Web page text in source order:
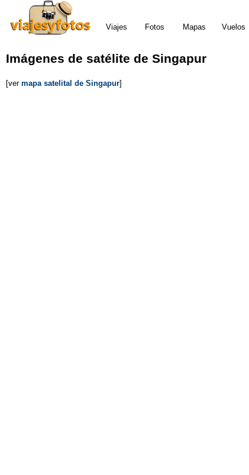
Viajes Fotos Mapas Vuelos
Imágenes de satélite de Singapur
[ver mapa satelital de Singapur]